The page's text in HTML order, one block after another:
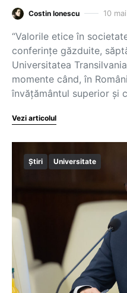
Costin Ionescu 10
“Valorile etice în
conferințe găzduite,
Universitatea
momente când, în
învățământul superior și
Vezi articolul
Știri Universitate